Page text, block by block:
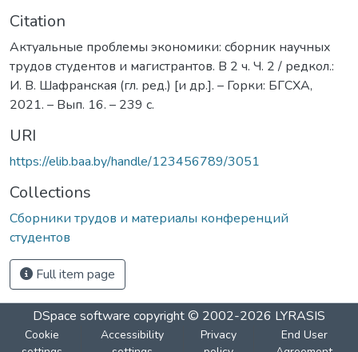
Citation
Актуальные проблемы экономики: сборник научных
трудов студентов и магистрантов. В 2 ч. Ч. 2 / редкол.:
И. В. Шафранская (гл. ред.) [и др.]. – Горки: БГСХА,
2021. – Вып. 16. – 239 с.
URI
https://elib.baa.by/handle/123456789/3051
Collections
Сборники трудов и материалы конференций
студентов
Full item page
DSpace software copyright © 2002-2026 LYRASIS
Cookie
Accessibility
Privacy
End User